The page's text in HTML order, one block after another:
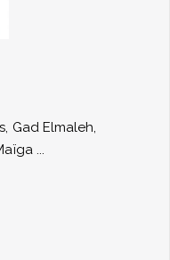
, Gad Elmaleh,
...